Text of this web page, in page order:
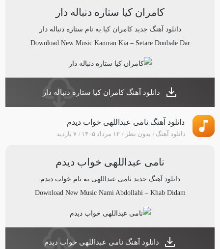
کامران کیا ستاره دنباله دار
دانلود آهنگ جدید کامران کیا به نام ستاره دنباله دار
Download New Music Kamran Kia– Setare Donbale Dar
دانلود آهنگ کامران کیا ستاره دنباله دار
دانلود آهنگ نامی عبداللهی خواب دیدم
دانلود آهنگ بدون نظر ۱۲ مرداد ۱۴۰۵ ۷ بازدید
نامی عبداللهی خواب دیدم
دانلود آهنگ جدید نامی عبداللهی به نام خواب دیدم
Download New Music Nami Abdollahi – Khab Didam
دانلود آهنگ نامی عبداللهی خواب دیدم